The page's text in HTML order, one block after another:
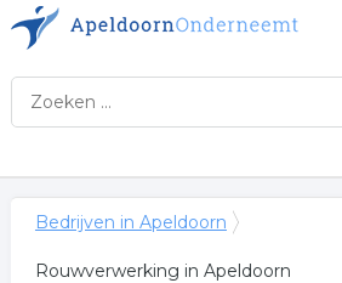
Bedrijven in Apeldoorn
Rouwverwerking in Apeldoorn